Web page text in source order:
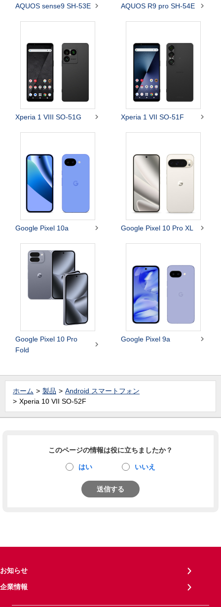
AQUOS sense9 SH-53E  AQUOS R9 pro SH-54E 
Xperia 1 VIII SO-51G  Xperia 1 VII SO-51F 
Google Pixel 10a  Google Pixel 10 Pro XL 
Google Pixel 10 Pro
Fold

Google Pixel 9a 
ホーム 製品
Android スマートフォン
Xperia 10 VII SO-52F
このページの情報は役に立ちましたか？
はい いいえ
送信する
お知らせ
企業情報